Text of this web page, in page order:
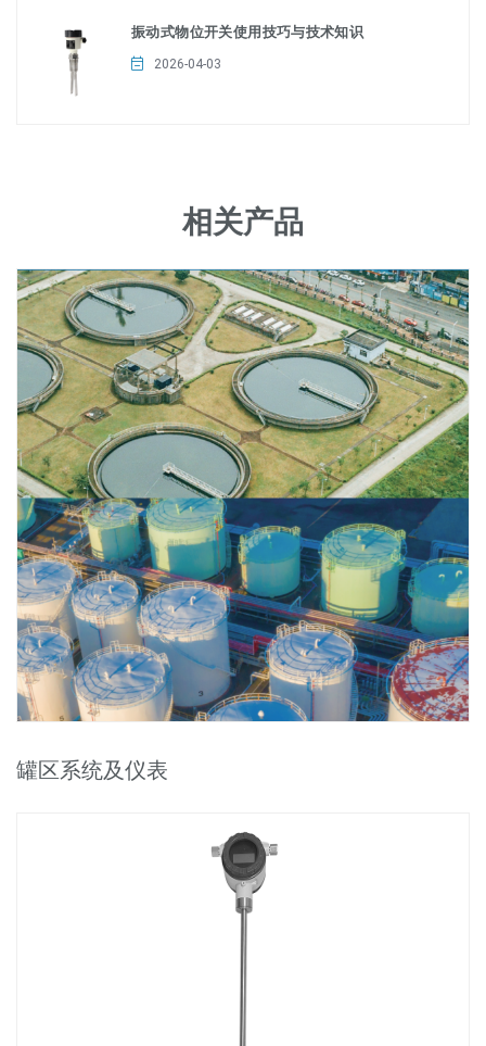
振动式物位开关使用技巧与技术知识
2026-04-03
相关产品
罐区系统及仪表